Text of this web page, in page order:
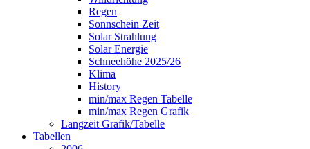
Regen
Sonnschein Zeit
Solar Strahlung
Solar Energie
Schneehöhe 2025/26
Klima
History
min/max Regen Tabelle
min/max Regen Grafik
Langzeit Grafik/Tabelle
Tabellen